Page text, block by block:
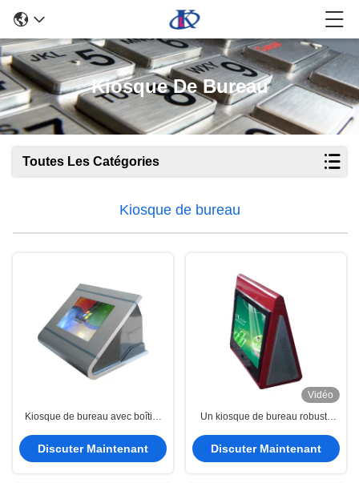
Kiosque De Bureau
Toutes Les Catégories
Kiosque de bureau
Kiosque de bureau avec boîtier
Discuter Maintenant
Vidéo
Un kiosque de bureau robuste
Discuter Maintenant